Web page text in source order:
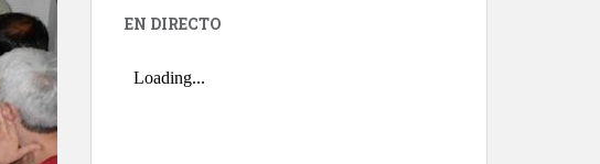
EN DIRECTO